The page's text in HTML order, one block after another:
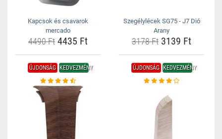
Kapcsok és csavarok
mercado
4490 Ft 4435 Ft
Szegélylécek SG75 - J7 Dió
Arany
3178 Ft 3139 Ft
ÚJDONSÁG KEDVEZMÉNY ÚJDONSÁG KEDVEZMÉNY